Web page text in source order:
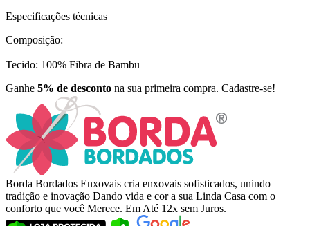
Especificações técnicas
Composição:
Tecido: 100% Fibra de Bambu
Ganhe 5% de desconto na sua primeira compra. Cadastre-se!
Borda Bordados Enxovais cria enxovais sofisticados, unindo
tradição e inovação Dando vida e cor a sua Linda Casa com o
conforto que você Merece. Em Até 12x sem Juros.